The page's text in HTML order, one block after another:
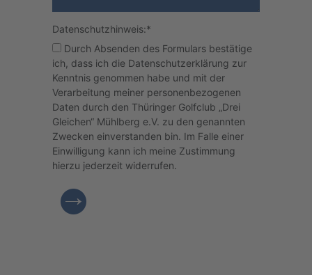
Datenschutzhinweis:*
ich, dass ich die Datenschutzerklärung zur
Kenntnis genommen habe und mit der
Verarbeitung meiner personenbezogenen
Daten durch den Thüringer Golfclub „Drei
Gleichen“ Mühlberg e.V. zu den genannten
Zwecken einverstanden bin. Im Falle einer
Einwilligung kann ich meine Zustimmung
hierzu jederzeit widerrufen.